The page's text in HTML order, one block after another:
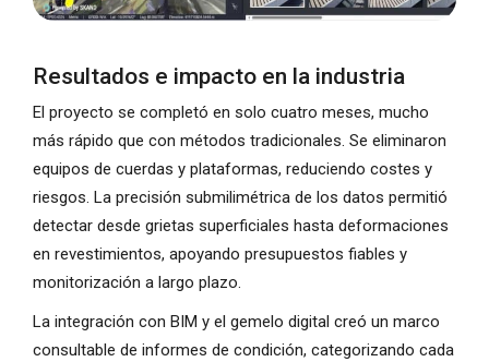
Resultados e impacto en la industria
El proyecto se completó en solo cuatro meses, mucho
más rápido que con métodos tradicionales. Se eliminaron
equipos de cuerdas y plataformas, reduciendo costes y
riesgos. La precisión submilimétrica de los datos permitió
detectar desde grietas superficiales hasta deformaciones
en revestimientos, apoyando presupuestos fiables y
monitorización a largo plazo.
La integración con BIM y el gemelo digital creó un marco
consultable de informes de condición, categorizando cada